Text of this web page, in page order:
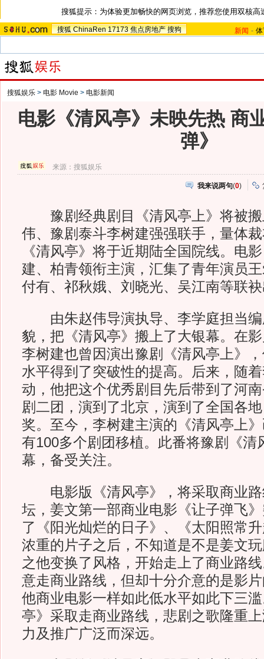
搜狐提示：为体验更加畅快的网页浏览，推荐您使用双核高
搜狐 ChinaRen 17173 焦点房地产 搜狗 新闻 -
搜狐娱乐 > 电影 Movie > 电影新闻
电影《清风亭》未映先热 商
弹》
来源：搜狐娱乐
我来说两句(0)
豫剧经典剧目《清风亭上》将被搬
伟、豫剧泰斗李树建强强联手，量体
《清风亭》将于近期陆全国院线。电
建、柏青领衔主演，汇集了青年演员
付有、祁秋娥、刘晓光、吴江南等联
由朱赵伟导演执导、李学庭担当编
貌，把《清风亭》搬上了大银幕。在
李树建也曾因演出豫剧《清风亭上》
水平得到了突破性的提高。后来，随
动，他把这个优秀剧目先后带到了河
剧二团，演到了北京，演到了全国各
奖。至今，李树建主演的《清风亭上
有100多个剧团移植。此番将豫剧《清
幕，备受关注。
电影版《清风亭》，将采取商业路
坛，姜文第一部商业电影《让子弹飞
了《阳光灿烂的日子》、《太阳照常
浓重的片子之后，不知道是不是姜文
之他变换了风格，开始走上了商业路
意走商业路线，但却十分介意的是影
他商业电影一样如此低水平如此下三
亭》采取走商业路线，悲剧之歌隆重
力及推广广泛而深远。